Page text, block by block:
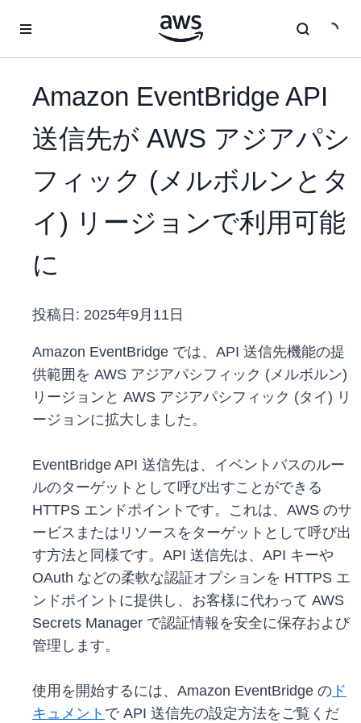
Amazon EventBridge API
送信先が AWS アジアパシ
フィック (メルボルンとタ
イ) リージョンで利用可能
に
投稿日: 2025年9月11日
Amazon EventBridge では、API 送信先機能の提
供範囲を AWS アジアパシフィック (メルボルン)
リージョンと AWS アジアパシフィック (タイ) リ
ージョンに拡大しました。
EventBridge API 送信先は、イベントバスのルー
ルのターゲットとして呼び出すことができる
HTTPS エンドポイントです。これは、AWS のサ
ービスまたはリソースをターゲットとして呼び出
す方法と同様です。API 送信先は、API キーや
OAuth などの柔軟な認証オプションを HTTPS エ
ンドポイントに提供し、お客様に代わって AWS
Secrets Manager で認証情報を安全に保存および
管理します。
使用を開始するには、Amazon EventBridge の ド
キュメント で API 送信先の設定方法をご覧くだ